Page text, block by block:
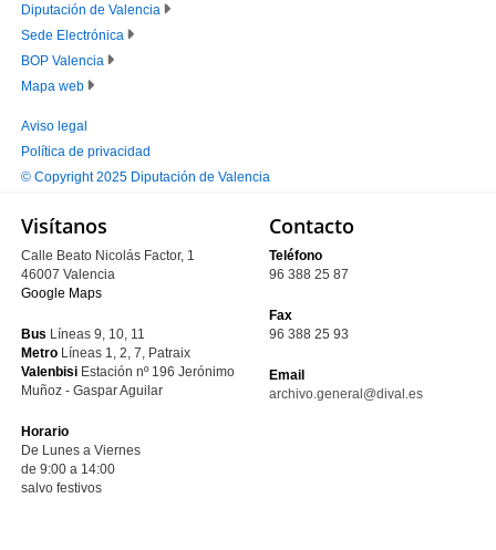
PIE
PRINCIPAL
Diputación de Valencia
Sede Electrónica
BOP Valencia
Mapa web
PIE
SECUNDARIO
Aviso legal
Política de privacidad
© Copyright 2025 Diputación de Valencia
Visítanos
Calle Beato Nicolás Factor, 1
46007 Valencia
Google Maps
Bus Líneas 9, 10, 11
Metro Líneas 1, 2, 7, Patraix
Valenbisi Estación nº 196 Jerónimo
Muñoz - Gaspar Aguilar
Horario
De Lunes a Viernes
de 9:00 a 14:00
salvo festivos
Contacto
Teléfono
96 388 25 87
Fax
96 388 25 93
Email
archivo.general@dival.es